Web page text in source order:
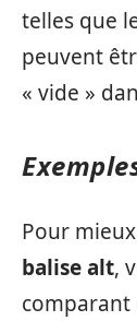
telles que
peuvent
« vide »
Pour
balise alt,
comparant